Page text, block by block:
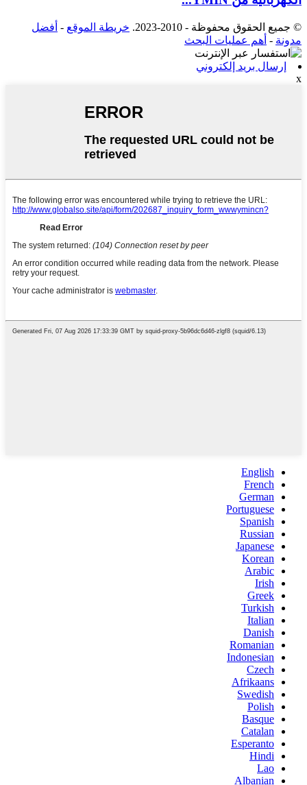
© جميع الحقوق محفوظة - 2010-2023. خريطة الموقع - أفضل
مدونة - أهم عمليات البحث
إرسال بريد إلكتروني
x
English
French
German
Portuguese
Spanish
Russian
Japanese
Korean
Arabic
Irish
Greek
Turkish
Italian
Danish
Romanian
Indonesian
Czech
Afrikaans
Swedish
Polish
Basque
Catalan
Esperanto
Hindi
Lao
Albanian